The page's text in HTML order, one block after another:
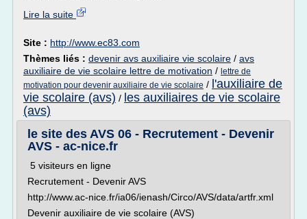
Lire la suite
Site : http://www.ec83.com
Thèmes liés : devenir avs auxiliaire vie scolaire / avs
auxiliaire de vie scolaire lettre de motivation / lettre de
motivation pour devenir auxiliaire de vie scolaire / l'auxiliaire de
vie scolaire (avs) / les auxiliaires de vie scolaire
(avs)
le site des AVS 06 - Recrutement - Devenir
AVS - ac-nice.fr
5 visiteurs en ligne
Recrutement - Devenir AVS
http://www.ac-nice.fr/ia06/ienash/Circo/AVS/data/artfr.xml
Devenir auxiliaire de vie scolaire (AVS)